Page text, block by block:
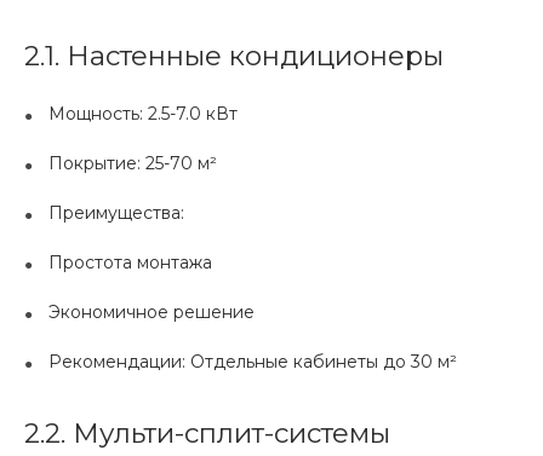
2.1. Настенные кондиционеры
Мощность: 2.5-7.0 кВт
Покрытие: 25-70 м²
Преимущества:
Простота монтажа
Экономичное решение
Рекомендации: Отдельные кабинеты до 30 м²
2.2. Мульти-сплит-системы